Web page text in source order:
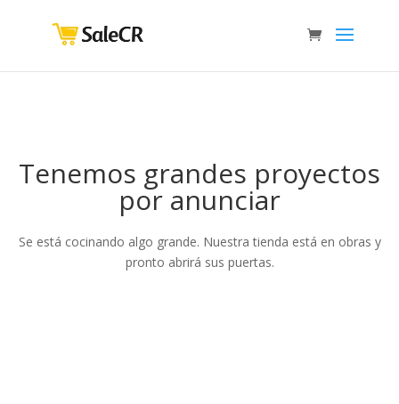
Tenemos grandes proyectos
por anunciar
Se está cocinando algo grande. Nuestra tienda está en obras y
pronto abrirá sus puertas.